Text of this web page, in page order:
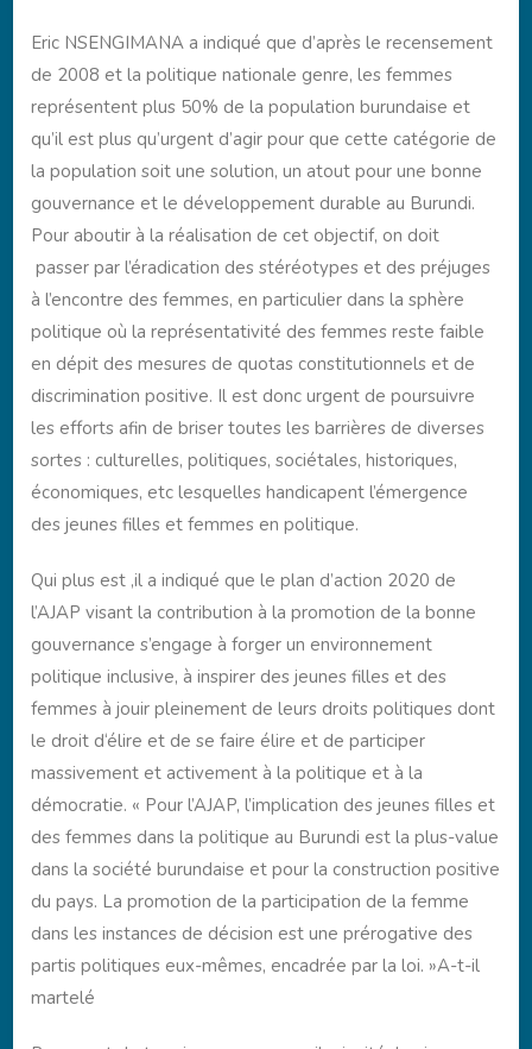
Eric NSENGIMANA a indiqué que d’après le recensement
de 2008 et la politique nationale genre, les femmes
représentent plus 50% de la population burundaise et
qu’il est plus qu’urgent d’agir pour que cette catégorie de
la population soit une solution, un atout pour une bonne
gouvernance et le développement durable au Burundi.
Pour aboutir à la réalisation de cet objectif, on doit
passer par l’éradication des stéréotypes et des préjuges
à l’encontre des femmes, en particulier dans la sphère
politique où la représentativité des femmes reste faible
en dépit des mesures de quotas constitutionnels et de
discrimination positive. Il est donc urgent de poursuivre
les efforts afin de briser toutes les barrières de diverses
sortes : culturelles, politiques, sociétales, historiques,
économiques, etc lesquelles handicapent l’émergence
des jeunes filles et femmes en politique.
Qui plus est ,il a indiqué que le plan d’action 2020 de
l’AJAP visant la contribution à la promotion de la bonne
gouvernance s’engage à forger un environnement
politique inclusive, à inspirer des jeunes filles et des
femmes à jouir pleinement de leurs droits politiques dont
le droit d‘élire et de se faire élire et de participer
massivement et activement à la politique et à la
démocratie. « Pour l’AJAP, l’implication des jeunes filles et
des femmes dans la politique au Burundi est la plus-value
dans la société burundaise et pour la construction positive
du pays. La promotion de la participation de la femme
dans les instances de décision est une prérogative des
partis politiques eux-mêmes, encadrée par la loi. »A-t-il
martelé